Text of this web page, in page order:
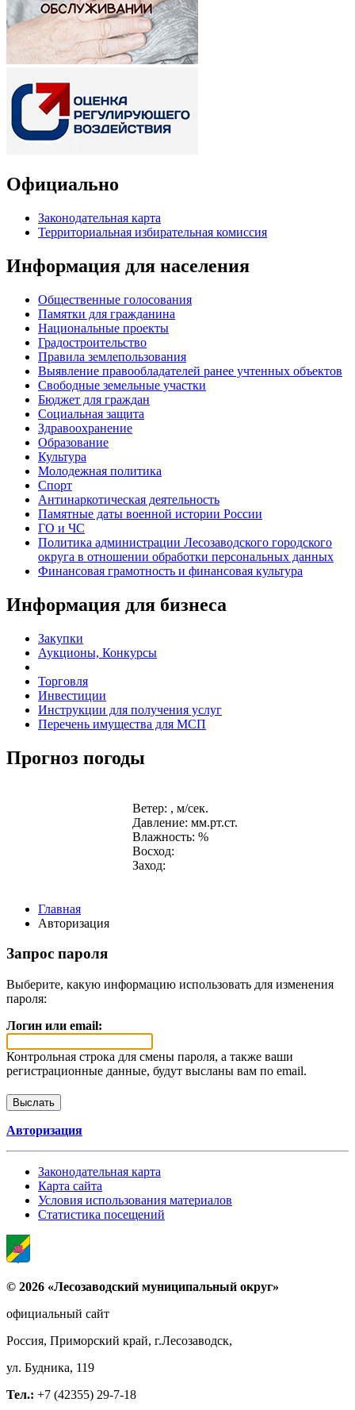
Официально
Законодательная карта
Территориальная избирательная комиссия
Информация для населения
Общественные голосования
Памятки для гражданина
Национальные проекты
Градостроительство
Правила землепользования
Выявление правообладателей ранее учтенных объектов
Свободные земельные участки
Бюджет для граждан
Социальная защита
Здравоохранение
Образование
Культура
Молодежная политика
Спорт
Антинаркотическая деятельность
Памятные даты военной истории России
ГО и ЧС
Политика администрации Лесозаводского городского
округа в отношении обработки персональных данных
Финансовая грамотность и финансовая культура
Информация для бизнеса
Закупки
Аукционы, Конкурсы
Торговля
Инвестиции
Инструкции для получения услуг
Перечень имущества для МСП
Прогноз погоды
Ветер: , м/сек.
Давление: мм.рт.ст.
Влажность: %
Восход:
Заход:
Главная
Авторизация
Запрос пароля
Выберите, какую информацию использовать для изменения
пароля:
Логин или email:
Контрольная строка для смены пароля, а также ваши
регистрационные данные, будут высланы вам по email.
Авторизация
Законодательная карта
Карта сайта
Условия использования материалов
Статистика посещений
© 2026 «Лесозаводский муниципальный округ»
официальный сайт
Россия, Приморский край, г.Лесозаводск,
ул. Будника, 119
Тел.: +7 (42355) 29-7-18